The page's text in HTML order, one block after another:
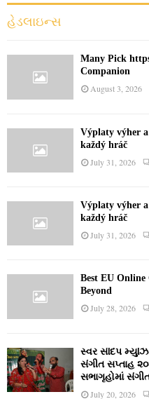
r
હેડલાઇન્સ
Many Pick
Companion
August 3, 2026
Výplaty výher
každý hráč
July 31, 2026
Výplaty výher
každý hráč
July 31, 2026
Best EU Online
Beyond
July 28, 2026
સ્વર સંદિપ
સંગીત સપ્તાહ
સભાગૃહોમાં
July 20, 2026